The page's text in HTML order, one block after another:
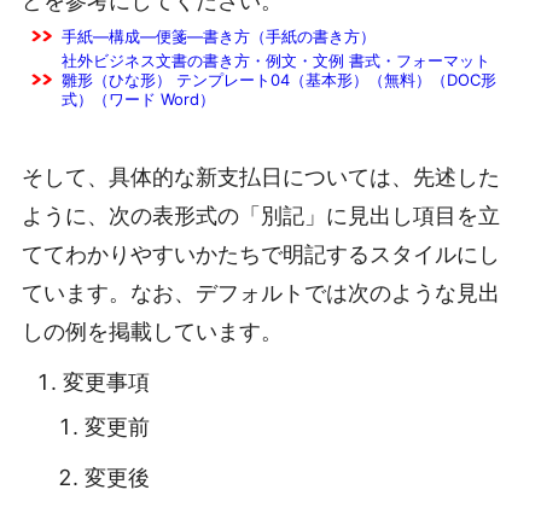
手紙―構成―便箋―書き方（手紙の書き方）
社外ビジネス文書の書き方・例文・文例 書式・フォーマット
雛形（ひな形） テンプレート04（基本形）（無料）（DOC形
式）（ワード Word）
そして、具体的な新支払日については、先述した
ように、次の表形式の「別記」に見出し項目を立
ててわかりやすいかたちで明記するスタイルにし
ています。なお、デフォルトでは次のような見出
しの例を掲載しています。
変更事項
変更前
変更後